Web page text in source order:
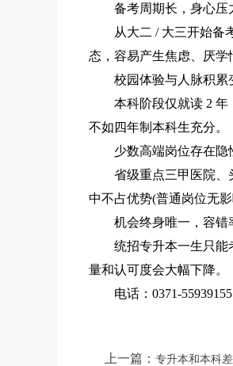
备考周期长，身心压
从大二 / 大三开始备考
态，容易产生焦虑、厌学
校园体验与人脉积累
本科阶段仅就读 2 年，
不如四年制本科生充分。
少数高端岗位存在隐
省级重点三甲医院、头
中不占优势(普通岗位无影
机会终身唯一，容错
统招专升本一生只能考
量和认可度会大幅下降。
电话：0371-55939155
上一篇： 专升本和本科